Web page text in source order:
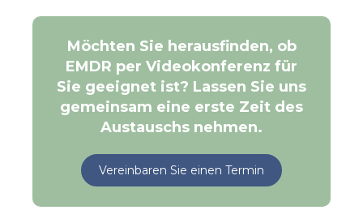
Möchten Sie herausfinden, ob
EMDR per Videokonferenz für
Sie geeignet ist? Lassen Sie uns
gemeinsam eine erste Zeit des
Austauschs nehmen.
Vereinbaren Sie einen Termin